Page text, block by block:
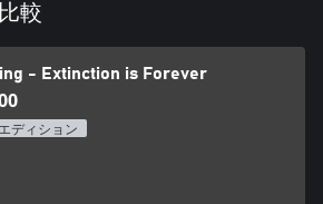
較
- Extinction is Forever
ディション